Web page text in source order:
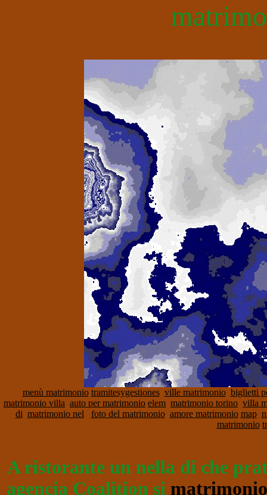
menù matrimonio tramitesygestiones ville matrimonio biglietti
matrimonio villa auto per matrimonio elem matrimonio torino villa
di matrimonio nel foto del matrimonio amore matrimonio map
matrimonio
A ristorante un nella di che
agencia Coalition si